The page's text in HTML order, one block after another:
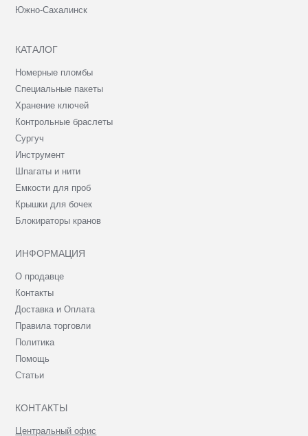
Южно-Сахалинск
КАТАЛОГ
Номерные пломбы
Специальные пакеты
Хранение ключей
Контрольные браслеты
Сургуч
Инструмент
Шпагаты и нити
Емкости для проб
Крышки для бочек
Блокираторы кранов
ИНФОРМАЦИЯ
О продавце
Контакты
Доставка и Оплата
Правила торговли
Политика
Помощь
Статьи
КОНТАКТЫ
Центральный офис